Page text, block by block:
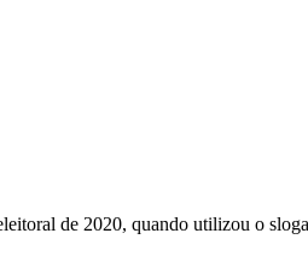
de 2020, quando utilizou o